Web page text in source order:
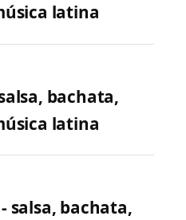
latina
bachata,
latina
- salsa, bachata,